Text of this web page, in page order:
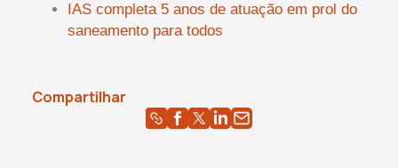
IAS completa 5 anos de atuação em prol do
saneamento para todos
Compartilhar